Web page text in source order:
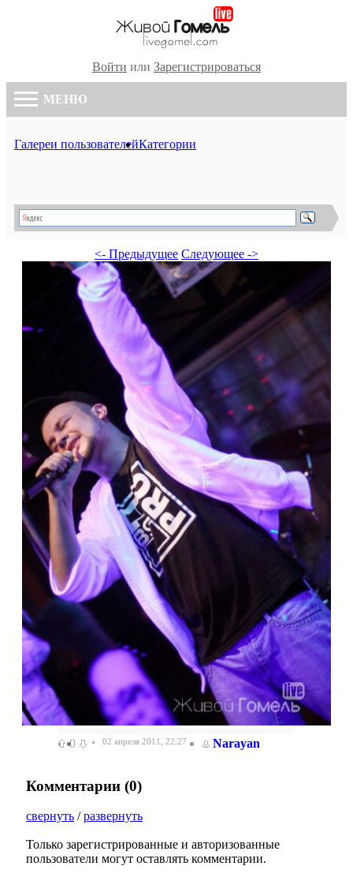
Войти или Зарегистрироваться
МЕНЮ
Галереи пользователейКатегории
<- Предыдущее Следующее ->
0 02 апреля 2011, 22:27 Narayan
Комментарии (0)
свернуть /развернуть
Только зарегистрированные и авторизованные
пользователи могут оставлять комментарии.